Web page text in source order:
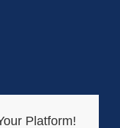
Platform!